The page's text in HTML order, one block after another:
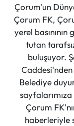
Çorum'un
Çorum FK,
yerel
tutan
buluşuyor.
Belediye
sayfalarımıza
Çorum
haberleriyle